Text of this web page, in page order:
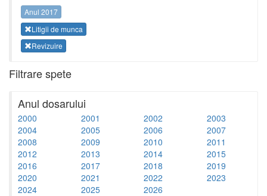
Anul 2017
Litigii de munca
Revizuire
Filtrare spete
Anul dosarului
2000 2001 2002
2003
2004
2005 2006
2007
2008
2009 2010
2011
2012
2013 2014
2015
2016
2017 2018
2019
2020
2021 2022
2023
2024
2025 2026